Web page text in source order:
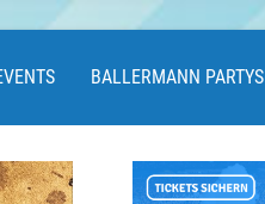
BALLERMANN PARTYS